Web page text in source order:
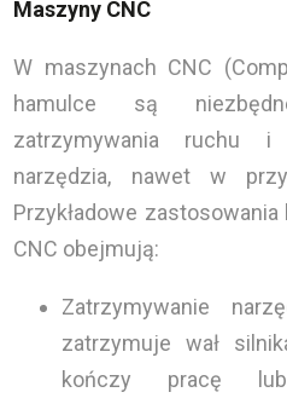
Maszyny CNC
W maszynach CNC
hamulce są
zatrzymywania ruchu i
narzędzia, nawet w
Przykładowe
CNC obejmują:
Zatrzymywanie
zatrzymuje wał
kończy pracę